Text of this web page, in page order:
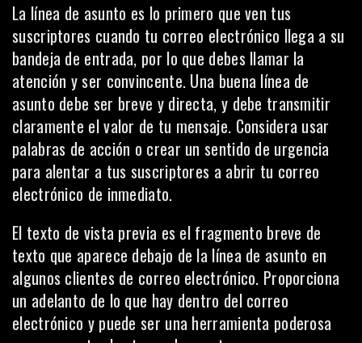
La línea de asunto es lo primero que ven tus
suscriptores cuando tu correo electrónico llega a su
bandeja de entrada, por lo que debes llamar la
atención y ser convincente. Una buena línea de
asunto debe ser breve y directa, y debe transmitir
claramente el valor de tu mensaje. Considera usar
palabras de acción o crear un sentido de urgencia
para alentar a tus suscriptores a abrir tu correo
electrónico de inmediato.
El texto de vista previa es el fragmento breve de
texto que aparece debajo de la línea de asunto en
algunos clientes de correo electrónico. Proporciona
un adelanto de lo que hay dentro del correo
electrónico y puede ser una herramienta poderosa